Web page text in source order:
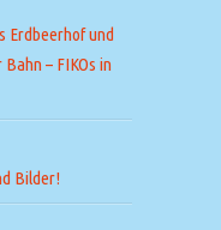
Erdbeerhof und
– FIKOs in
Bilder!